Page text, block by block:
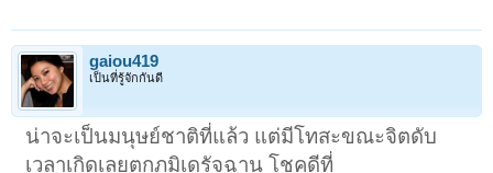
gaiou419
เป็นที่รู้จักกันดี
น่าจะเป็นมนุษย์ชาติที่แล้ว แต่มีโทสะขณะจิตดับ
เวลาเกิดเลยตกภูมิเดรัจฉาน โชคดีที่